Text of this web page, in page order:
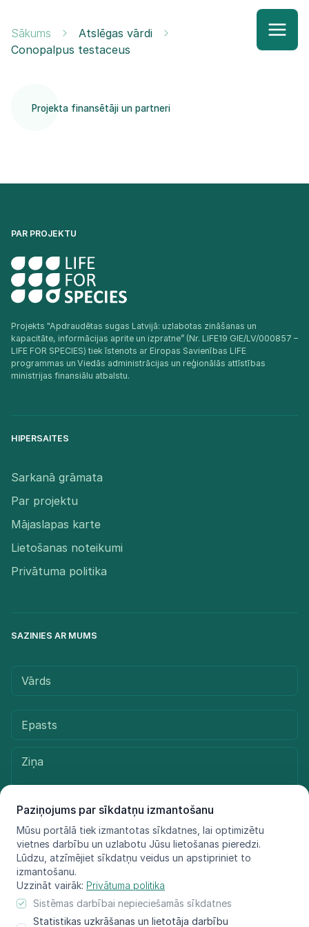
Paziņojums par sīkdatņu izmantošanu
Mūsu portālā tiek izmantotas sīkdatnes, lai optimizētu
vietnes darbību un uzlabotu Jūsu lietošanas pieredzi.
Lūdzu, atzīmējiet sīkdatņu veidus un apstipriniet to
izmantošanu.
Uzzināt vairāk: Privātuma politika
Sistēmas darbībai nepieciešamās sīkdatnes
Statistikas uzkrāšanas un lietotāja darbību
Sākums
Atslēgas vārdi
Conopalpus testaceus
Projekta finansētāji un partneri
PAR PROJEKTU
Projekts "Apdraudētas sugas Latvijā: uzlabotas zināšanas un
kapacitāte, informācijas aprite un izpratne” (Nr. LIFE19 GIE/LV/000857 –
LIFE FOR SPECIES) tiek īstenots ar Eiropas Savienības LIFE
programmas un Viedās administrācijas un reģionālās attīstības
ministrijas finansiālu atbalstu.​
HIPERSAITES
Sarkanā grāmata
Par projektu
Mājaslapas karte
Lietošanas noteikumi
Privātuma politika
SAZINIES AR MUMS
Sūtīt ziņu
© LIFE FOR SPECIES, 2021 - 2025
Informācija atspoguļo tikai projekta LIFE FOR SPECIES īstenotāju